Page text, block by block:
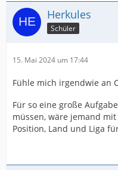
Herkules
Schüler
15. Mai 2024 um 17:44
Fühle mich irgendwie an
Für so eine große
müssen, wäre jemand
Position, Land und Liga